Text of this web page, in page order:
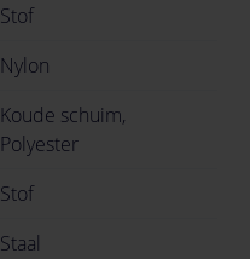
Stof
Nylon
Koude schuim,
Polyester
Stof
Staal